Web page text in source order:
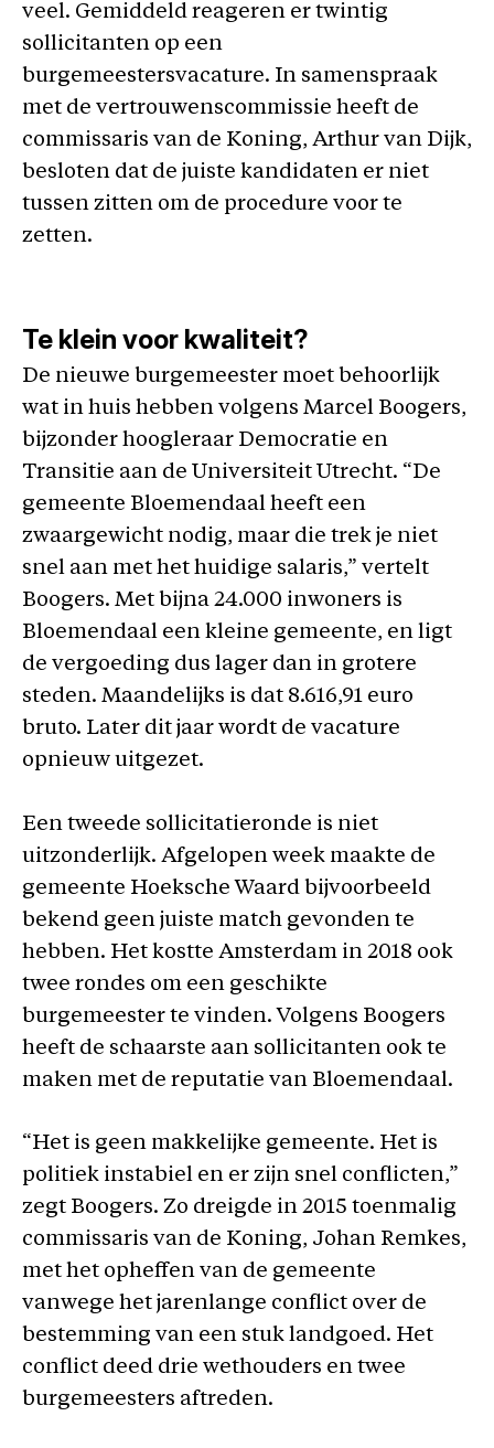
veel. Gemiddeld reageren er twintig
sollicitanten op een
burgemeestersvacature. In samenspraak
met de vertrouwenscommissie heeft de
commissaris van de Koning, Arthur van Dijk,
besloten dat de juiste kandidaten er niet
tussen zitten om de procedure voor te
zetten.
Te klein voor kwaliteit?
De nieuwe burgemeester moet behoorlijk
wat in huis hebben volgens Marcel Boogers,
bijzonder hoogleraar Democratie en
Transitie aan de Universiteit Utrecht. “De
gemeente Bloemendaal heeft een
zwaargewicht nodig, maar die trek je niet
snel aan met het huidige salaris,” vertelt
Boogers. Met bijna 24.000 inwoners is
Bloemendaal een kleine gemeente, en ligt
de vergoeding dus lager dan in grotere
steden. Maandelijks is dat 8.616,91 euro
bruto. Later dit jaar wordt de vacature
opnieuw uitgezet.
Een tweede sollicitatieronde is niet
uitzonderlijk. Afgelopen week maakte de
gemeente Hoeksche Waard bijvoorbeeld
bekend geen juiste match gevonden te
hebben. Het kostte Amsterdam in 2018 ook
twee rondes om een geschikte
burgemeester te vinden. Volgens Boogers
heeft de schaarste aan sollicitanten ook te
maken met de reputatie van Bloemendaal.
“Het is geen makkelijke gemeente. Het is
politiek instabiel en er zijn snel conflicten,”
zegt Boogers. Zo dreigde in 2015 toenmalig
commissaris van de Koning, Johan Remkes,
met het opheffen van de gemeente
vanwege het jarenlange conflict over de
bestemming van een stuk landgoed. Het
conflict deed drie wethouders en twee
burgemeesters aftreden.